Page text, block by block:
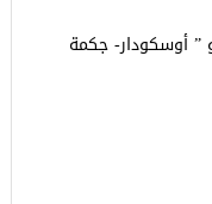
” أوسكودار- جكمة